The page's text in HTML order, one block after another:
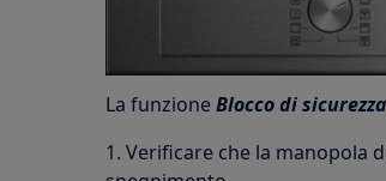
La funzioneBlocco di sicurezza
1. Verificare che la manopola